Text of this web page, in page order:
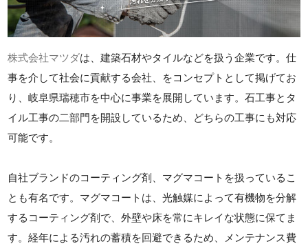
株式会社マツダは、建築石材やタイルなどを扱う企業です。仕
事を介して社会に貢献する会社、をコンセプトとして掲げてお
り、岐阜県瑞穂市を中心に事業を展開しています。石工事とタ
イル工事の二部門を開設しているため、どちらの工事にも対応
可能です。
自社ブランドのコーティング剤、マグマコートを扱っているこ
とも有名です。マグマコートは、光触媒によって有機物を分解
するコーティング剤で、外壁や床を常にキレイな状態に保てま
す。経年による汚れの蓄積を回避できるため、メンテナンス費